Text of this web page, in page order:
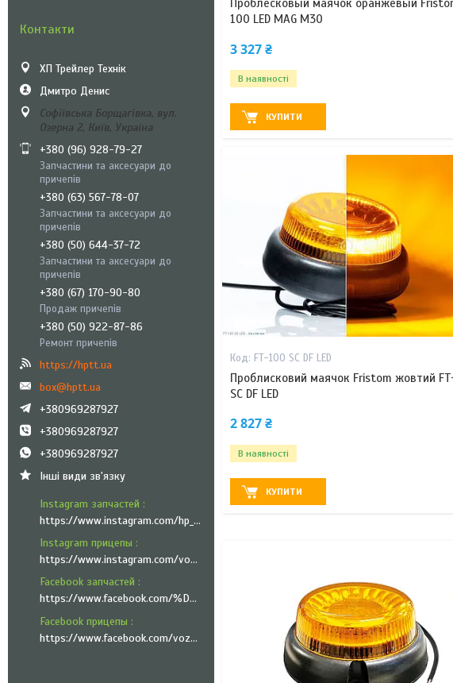
Контакти
ХП Трейлер Технік
Дмитро Денис
Софіївська Борщагівка, вул.
Озерна 2, Київ, Україна
+380 (96) 928-79-27
Запчастини та аксесуари до
причепів
+380 (63) 567-78-07
Запчастини та аксесуари до
причепів
+380 (50) 644-37-72
Запчастини та аксесуари до
причепів
+380 (67) 170-90-80
Продаж причепів
+380 (50) 922-87-86
Ремонт причепів
https://hptt.ua
box@hptt.ua
+380969287927
+380969287927
+380969287927
Інші види зв'язку
Instagram запчастей
https://www.instagram.com/hp_trailer_technik/
Instagram прицепы
https://www.instagram.com/vozyk.ua/
Facebook запчастей
https://www.facebook.com/%D0%A5%D0%9F-%D0%A2%D1%80%D0%B5%D0%B9%D0%BB%D0%B5%D1%80-%D0%A2%D0%B5%D1%85%D0%BD%D1%96%D0%BA-101335951999545
Facebook прицепы
https://www.facebook.com/vozyk.ua/
Проблесковый маячок оранжевый
100 LED MAG M30
3 327 ₴
В наявності
КУПИТИ
FT-100 SC DF LED
Проблисковий маячок Fristom жовтий
SC DF LED
2 827 ₴
В наявності
КУПИТИ